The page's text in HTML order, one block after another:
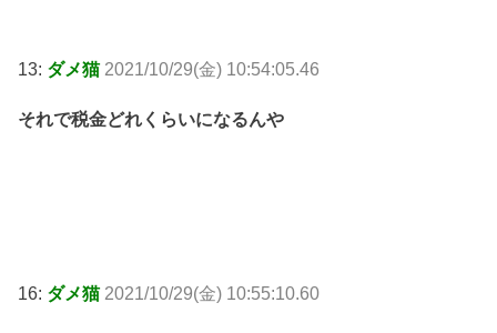
13: ダメ猫 2021/10/29(金) 10:54:05.46
それで税金どれくらいになるんや
16: ダメ猫 2021/10/29(金) 10:55:10.60